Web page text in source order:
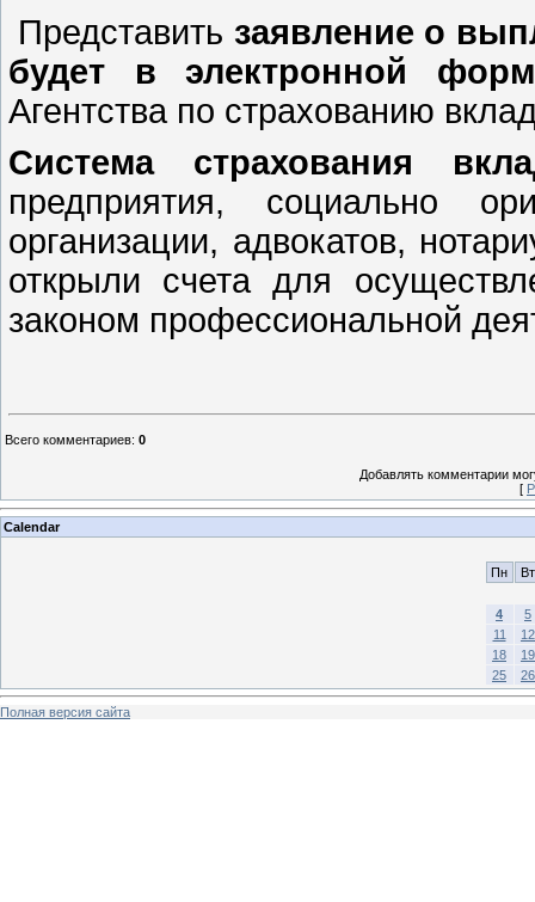
Представить заявление о
будет в электронной
Агентства по страхованию
Система страхования
предприятия, социально
организации, адвокатов,
открыли счета для
законом профессиональной
Всего комментариев: 0
Добавлять комментарии
[
Calendar
Пн Вт
4
5
11
12
18
19
25
26
Полная версия сайта